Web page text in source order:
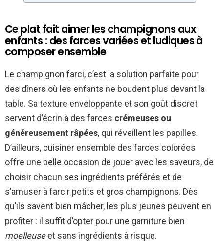
Ce plat fait aimer les champignons aux
enfants : des farces variées et ludiques à
composer ensemble
Le champignon farci, c’est la solution parfaite pour
des dîners où les enfants ne boudent plus devant la
table. Sa texture enveloppante et son goût discret
servent d’écrin à des farces crémeuses ou
généreusement râpées, qui réveillent les papilles.
D’ailleurs, cuisiner ensemble des farces colorées
offre une belle occasion de jouer avec les saveurs, de
choisir chacun ses ingrédients préférés et de
s’amuser à farcir petits et gros champignons. Dès
qu’ils savent bien mâcher, les plus jeunes peuvent en
profiter : il suffit d’opter pour une garniture bien
moelleuseet sans ingrédients à risque.